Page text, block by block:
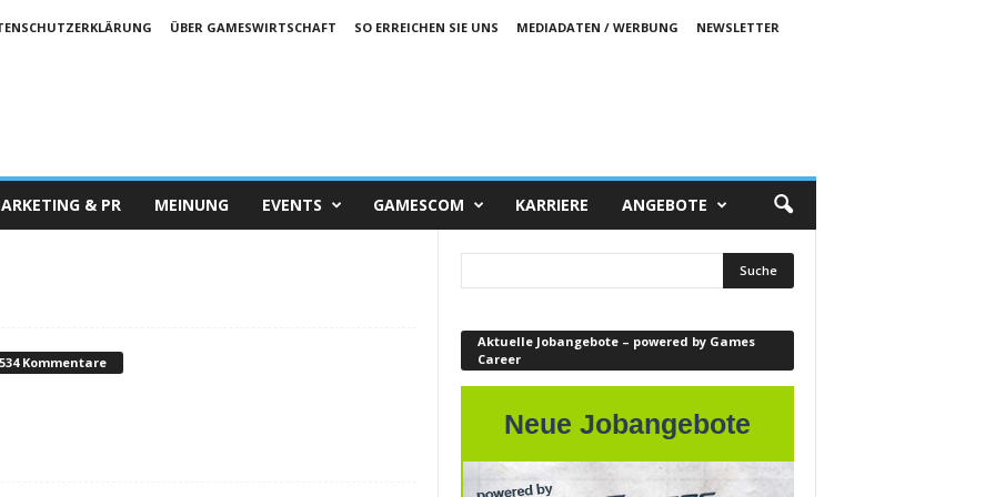
ÜBER GAMESWIRTSCHAFT SO ERREICHEN SIE UNS MEDIADATEN / WERBUNG
NEWSLETTER
& PR MEINUNG EVENTS GAMESCOM KARRIERE ANGEBOTE
Kommentare
Aktuelle Jobangebote – powered by Games
Career